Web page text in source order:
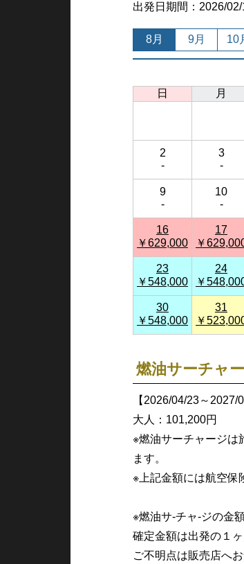
出発日期間：2026/
8月 9月 10
日 月
2
-
3
-
9
-
10
-
16
￥629,000
17
￥
23
￥548,000
24
￥
30
￥548,000
31
￥
燃油サーチャ
【2026/04/23～
大人：101,200円
※燃油サーチャージは
ます。
※上記金額には航空保
※燃油サ-チャ-ジの金
確定金額は出発の１
ご不明点は販売店へ